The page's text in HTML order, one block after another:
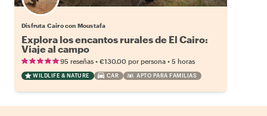
Disfruta Cairo con Moustafa
Explora los encantos rurales de El Cairo:
Viaje al campo
95 reseñas • €130.00 por persona • 5 horas
WILDLIFE & NATURE CAR APTO PARA FAMILIAS